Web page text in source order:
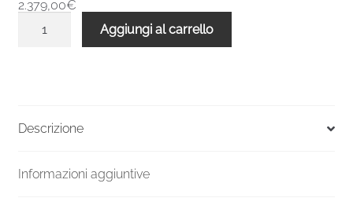
2.379,00€
diametro
Aggiungi al carrello
Descrizione
Informazioni aggiuntive